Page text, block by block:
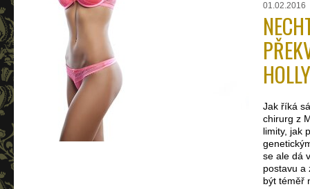
01.02.2016
Jak říká
chirurg z
limity, jak
se ale dá
postavu a
být téměř